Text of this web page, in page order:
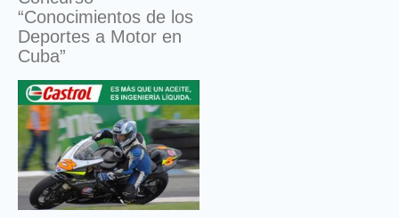
“Conocimientos de los
Deportes a Motor en
Cuba”